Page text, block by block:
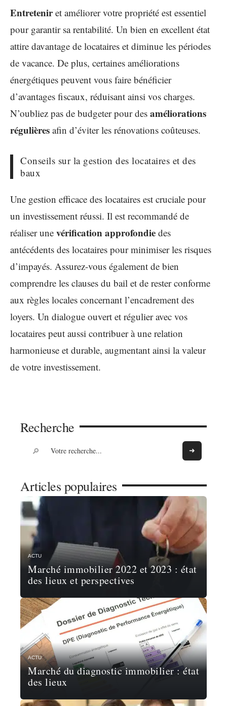
Entreteniret améliorer votre propriété est essentiel
pour garantir sa rentabilité. Un bien en excellent état
attire davantage de locataires et diminue les périodes
de vacance. De plus, certaines améliorations
énergétiques peuvent vous faire bénéficier
d’avantages fiscaux, réduisant ainsi vos charges.
N’oubliez pas de budgeter pour des améliorations
régulières afin d’éviter les rénovations coûteuses.
Conseils sur la gestion des locataires et des
baux
Une gestion efficace des locataires est cruciale pour
un investissement réussi. Il est recommandé de
réaliser une vérification approfondie des
antécédents des locataires pour minimiser les risques
d’impayés. Assurez-vous également de bien
comprendre les clauses du bail et de rester conforme
aux règles locales concernant l’encadrement des
loyers. Un dialogue ouvert et régulier avec vos
locataires peut aussi contribuer à une relation
harmonieuse et durable, augmentant ainsi la valeur
de votre investissement.
Recherche
Articles populaires
ACTU
Marché immobilier 2022 et 2023 : état
des lieux et perspectives
ACTU
Marché du diagnostic immobilier : état
des lieux